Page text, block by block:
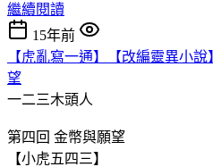
繼續閱讀
15年前
【虎亂寫一通】【改編靈異小
望
一二三木頭人
第四回 金幣與願望
【小虎五四三】